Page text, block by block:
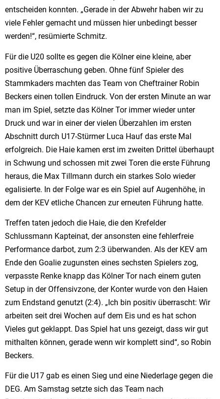
entscheiden konnten. „Gerade in der Abwehr haben wir zu
viele Fehler gemacht und müssen hier unbedingt besser
werden!“, resümierte Schmitz.
Für die U20 sollte es gegen die Kölner eine kleine, aber
positive Überraschung geben. Ohne fünf Spieler des
Stammkaders machten das Team von Cheftrainer Robin
Beckers einen tollen Eindruck. Von der ersten Minute an war
man im Spiel, setzte das Kölner Tor immer wieder unter
Druck und war in einer der vielen Überzahlen im ersten
Abschnitt durch U17-Stürmer Luca Hauf das erste Mal
erfolgreich. Die Haie kamen erst im zweiten Drittel überhaupt
in Schwung und schossen mit zwei Toren die erste Führung
heraus, die Max Tillmann durch ein starkes Solo wieder
egalisierte. In der Folge war es ein Spiel auf Augenhöhe, in
dem der KEV etliche Chancen zur erneuten Führung hatte.
Treffen taten jedoch die Haie, die den Krefelder
Schlussmann Kapteinat, der ansonsten eine fehlerfreie
Performance darbot, zum 2:3 überwanden. Als der KEV am
Ende den Goalie zugunsten eines sechsten Spielers zog,
verpasste Renke knapp das Kölner Tor nach einem guten
Setup in der Offensivzone, der Konter wurde von den Haien
zum Endstand genutzt (2:4). „Ich bin positiv überrascht: Wir
arbeiten seit drei Wochen auf dem Eis und es hat schon
Vieles gut geklappt. Das Spiel hat uns gezeigt, dass wir gut
mithalten können, gerade wenn wir komplett sind“, so Robin
Beckers.
Für die U17 gab es einen Sieg und eine Niederlage gegen die
DEG. Am Samstag setzte sich das Team nach